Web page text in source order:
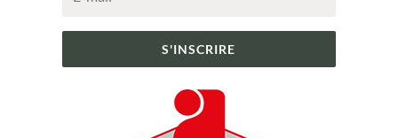
S'INSCRIRE